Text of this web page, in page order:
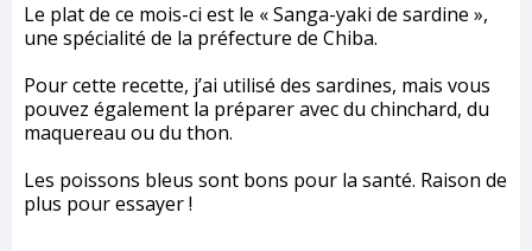
Le plat de ce mois-ci est le « Sanga-yaki de sardine »,
une spécialité de la préfecture de Chiba.
Pour cette recette, j’ai utilisé des sardines, mais vous
pouvez également la préparer avec du chinchard, du
maquereau ou du thon.
Les poissons bleus sont bons pour la santé. Raison de
plus pour essayer !